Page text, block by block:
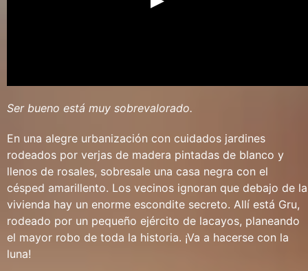
Ser bueno está muy sobrevalorado.
En una alegre urbanización con cuidados jardines
rodeados por verjas de madera pintadas de blanco y
llenos de rosales, sobresale una casa negra con el
césped amarillento. Los vecinos ignoran que debajo de la
vivienda hay un enorme escondite secreto. Allí está Gru,
rodeado por un pequeño ejército de lacayos, planeando
el mayor robo de toda la historia. ¡Va a hacerse con la
luna!